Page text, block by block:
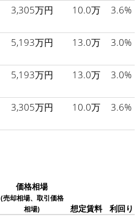
3,305万円 10.0万 3.6%
5,193万円 13.0万 3.0%
5,193万円 13.0万 3.0%
3,305万円 10.0万 3.6%
価格相場
(売却相場、取引価格
相場)
想定賃料 利回り